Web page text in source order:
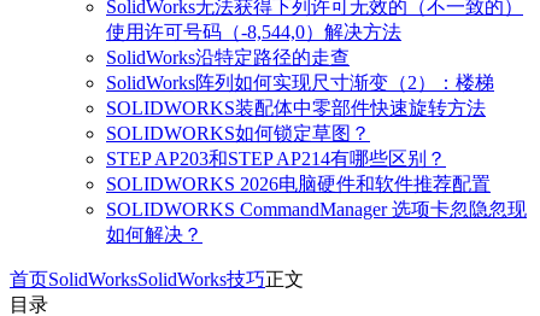
SolidWorks无法获得下列许可无效的（不一致的）
使用许可号码（-8,544,0）解决方法
SolidWorks沿特定路径的走查
SolidWorks阵列如何实现尺寸渐变（2）：楼梯
SOLIDWORKS装配体中零部件快速旋转方法
SOLIDWORKS如何锁定草图？
STEP AP203和STEP AP214有哪些区别？
SOLIDWORKS 2026电脑硬件和软件推荐配置
SOLIDWORKS CommandManager 选项卡忽隐忽现
如何解决？
首页SolidWorksSolidWorks技巧正文
目录